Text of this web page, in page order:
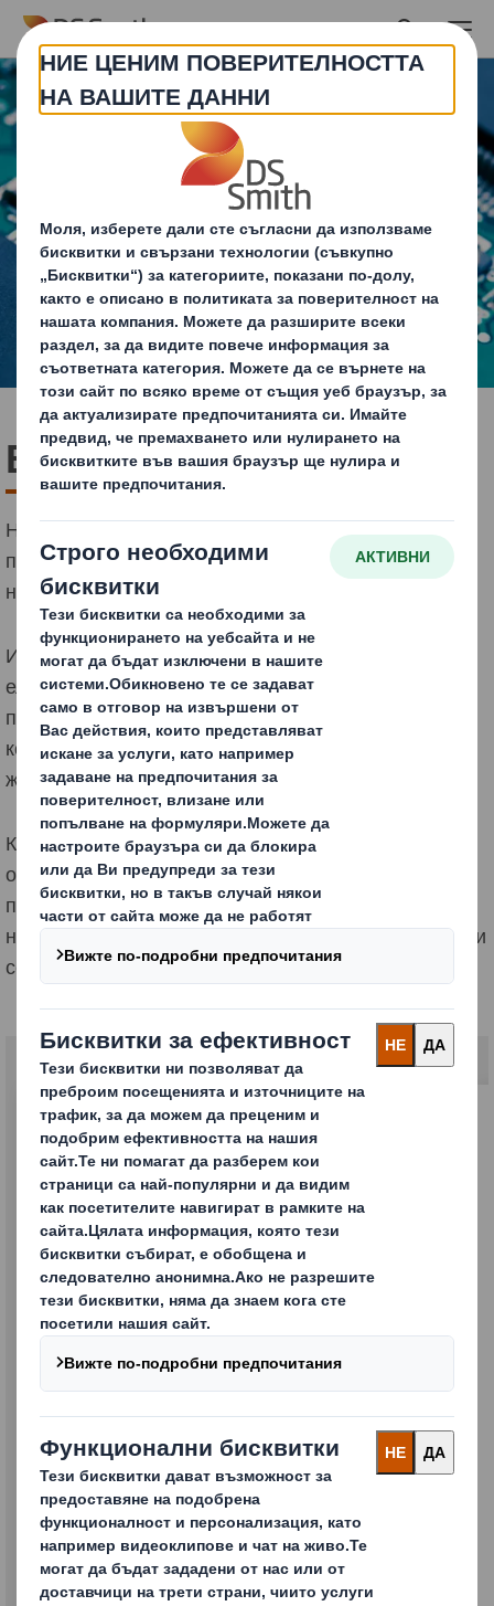
Skip to main content
Електроника
Независимо дали има търсене на съществуващи
продукти или става дума за нови продукти,
надеждната доставка е от решаващо значение.
Използването на функции като слой за защита от
електростатичен разряд и защитни материали
позволява разработването на иновативни дизайни,
които да подпомагат тези продукти през целия им
жизнен цикъл.
Комбинацията от опаковъчни материали често
осигурява идеалното решение, което дава на
продуктите необходимата защита. За предпазване
на доставките нашите опаковки и техните материали
се подлагат на редица тестове за ефективност.
Буфери и вложки